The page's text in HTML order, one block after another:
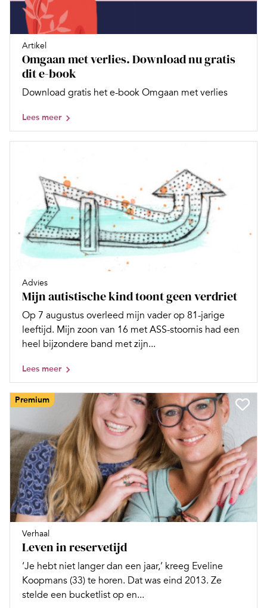
Artikel
Omgaan met verlies. Download nu gratis
dit e-book
Download gratis het e-book Omgaan met verlies
Lees meer
Advies
Mijn autistische kind toont geen verdriet
Op 7 augustus overleed mijn vader op 81-jarige
leeftijd. Mijn zoon van 16 met ASS-stoornis had een
heel bijzondere band met zijn...
Lees meer
Premium
Verhaal
Leven in reservetijd
‘Je hebt niet langer dan een jaar,’ kreeg Eveline
Koopmans (33) te horen. Dat was eind 2013. Ze
stelde een bucketlist op en...